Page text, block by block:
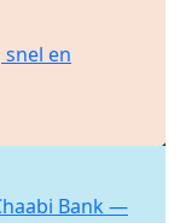
en
Bank —